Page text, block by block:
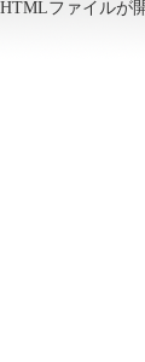
HTMLファイルが